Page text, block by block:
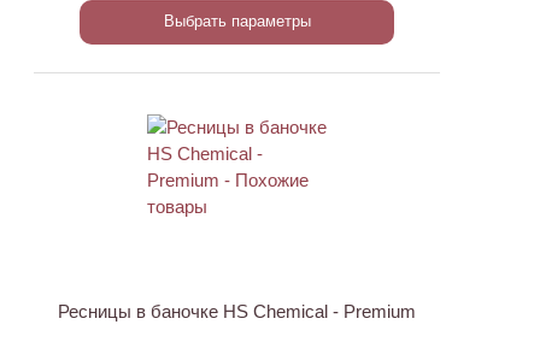
Выбрать параметры
Ресницы в баночке HS Chemical - Premium